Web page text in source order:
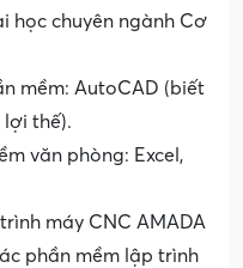
học chuyên ngành Cơ
mềm: AutoCAD (biết
thế).
văn phòng: Excel,
máy CNC AMADA
phần mềm lập trình